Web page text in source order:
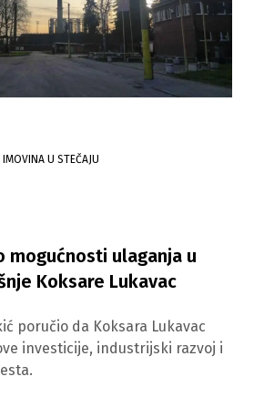
/ IMOVINA U STEČAJU
mogućnosti ulaganja u
Koksare Lukavac
poručio da Koksara Lukavac
investicije, industrijski razvoj i